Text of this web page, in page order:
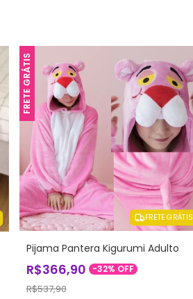
FRETE GRÁTIS
FRETE GRÁTIS
Pijama Pantera Kigurumi Adulto
R$366,90 -32% OFF
R$537,90